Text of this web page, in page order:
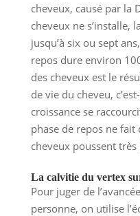
cheveux, causé par la
cheveux ne s’installe,
jusqu’à six ou sept
repos dure environ
des cheveux est le
de vie du cheveu,
croissance se
phase de repos ne fait
cheveux poussent
La calvitie du vertex
Pour juger de
personne, on utilise